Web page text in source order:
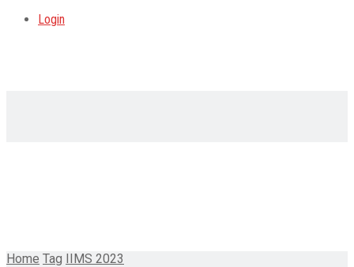
Login
Home Tag IIMS 2023